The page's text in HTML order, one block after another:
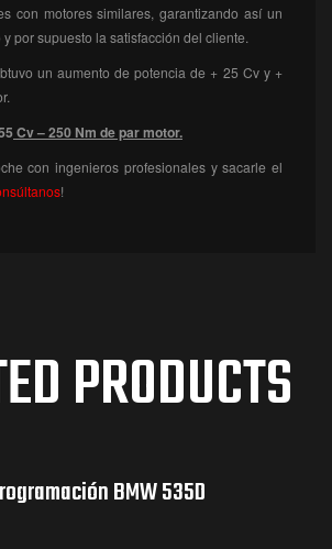
con motores similares, garantizando así un
por supuesto la satisfacción del cliente.
un aumento de potencia de + 25 Cv y +
Cv – 250 Nm de par motor.
con ingenieros profesionales y sacarle el
!
PRODUCTS
BMW 535D